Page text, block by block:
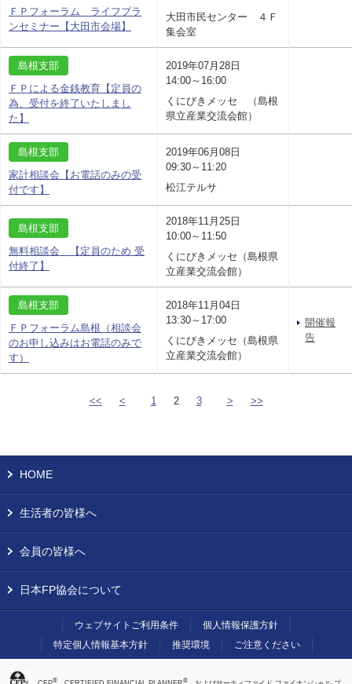
ＦＰフォーラム ライフプラ
ンセミナー【大田市会場】
大田市民センター ４Ｆ
集会室
島根支部
ＦＰによる金銭教育【定員の
為、受付を終了いたしまし
た】
2019年07月28日
14:00～16:00
くにびきメッセ （島根
県立産業交流会館）
島根支部
家計相談会【お電話のみの受
付です】
2019年06月08日
09:30～11:20
松江テルサ
島根支部
無料相談会 【定員のため 受
付終了】
2018年11月25日
10:00～11:50
くにびきメッセ（島根県
立産業交流会館）
島根支部
ＦＰフォーラム島根（相談会
のお申し込みはお電話のみで
す）
2018年11月04日
13:30～17:00
くにびきメッセ（島根県
立産業交流会館）
開催報
告
<< < 1 2 3 > >>
HOME
生活者の皆様へ
会員の皆様へ
日本FP協会について
ウェブサイトご利用条件
個人情報保護方針
特定個人情報基本方針
推奨環境 ご注意ください
® ®